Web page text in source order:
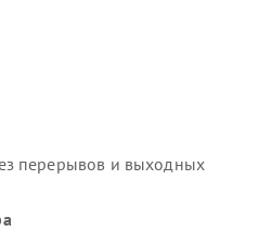
перерывов и выходных